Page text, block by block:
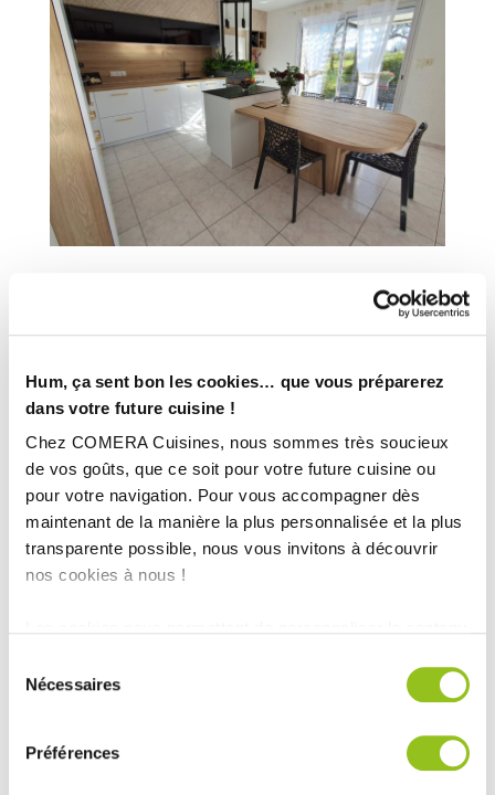
Hum, ça sent bon les cookies… que vous préparerez
dans votre future cuisine !
Chez COMERA Cuisines, nous sommes très soucieux
de vos goûts, que ce soit pour votre future cuisine ou
pour votre navigation. Pour vous accompagner dès
maintenant de la manière la plus personnalisée et la plus
transparente possible, nous vous invitons à découvrir
nos cookies à nous !
médias sociaux et d'analyser notre trafic. Nous
partageons également des informations sur l'utilisation de
notre site avec nos partenaires de médias sociaux, de
publicité et d'analyse, qui peuvent combiner celles-ci
Nécessaires
Préférences
TECHNIQUES :
Magasin : COMERA Cuisines Les Herbiers (85)